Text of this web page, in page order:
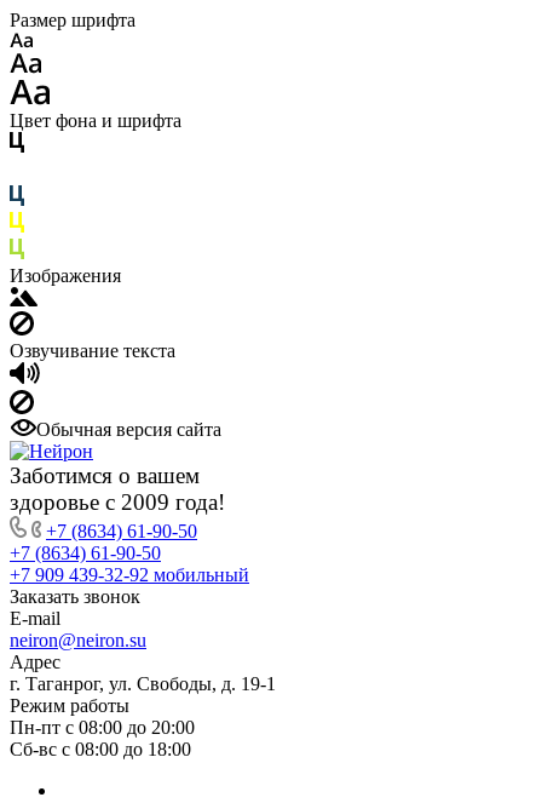
Размер шрифта
Цвет фона и шрифта
Изображения
Озвучивание текста
Обычная версия сайта
Заботимся о вашем
здоровье с 2009 года!
+7 (8634) 61-90-50
+7 (8634) 61-90-50
+7 909 439-32-92 мобильный
Заказать звонок
E-mail
neiron@neiron.su
Адрес
г. Таганрог, ул. Свободы, д. 19-1
Режим работы
Пн-пт с 08:00 до 20:00
Сб-вс с 08:00 до 18:00